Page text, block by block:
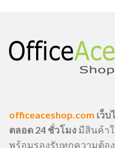
officeaceshop.com เว็
ตลอด 24 ชั่วโมง มีสินค้า
พร้อมรองรับทุกความต้อ